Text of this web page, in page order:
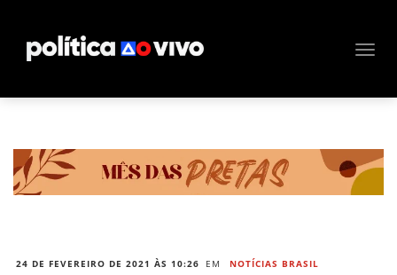
24 DE FEVEREIRO DE 2021 ÀS 10:26 EM NOTÍCIAS BRASIL